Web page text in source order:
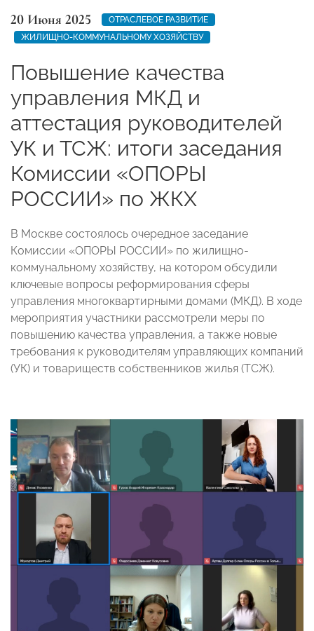
20 Июня 2025
ОТРАСЛЕВОЕ РАЗВИТИЕ
ЖИЛИЩНО-КОММУНАЛЬНОМУ ХОЗЯЙСТВУ
Повышение качества
управления МКД и
аттестация руководителей
УК и ТСЖ: итоги заседания
Комиссии «ОПОРЫ
РОССИИ» по ЖКХ
В Москве состоялось очередное заседание
Комиссии «ОПОРЫ РОССИИ» по жилищно-
коммунальному хозяйству, на котором обсудили
ключевые вопросы реформирования сферы
управления многоквартирными домами (МКД). В ходе
мероприятия участники рассмотрели меры по
повышению качества управления, а также новые
требования к руководителям управляющих компаний
(УК) и товариществ собственников жилья (ТСЖ).